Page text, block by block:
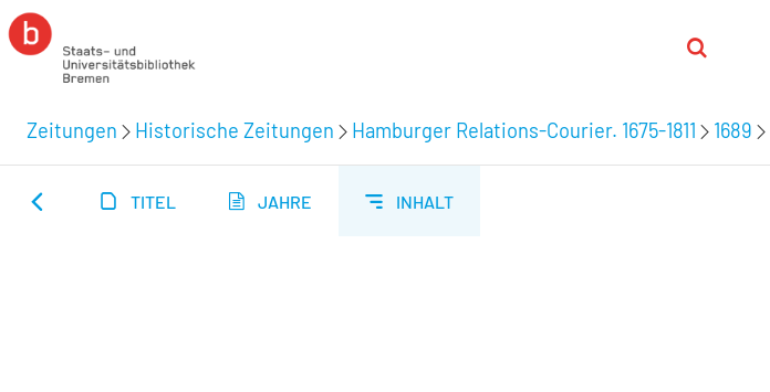
Zeitungen Historische Zeitungen Hamburger Relations-Courier. 1675-1811 1689
TITEL JAHRE INHALT